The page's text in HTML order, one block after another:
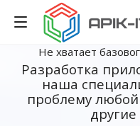
Не хватает
Разработка
наша
проблему